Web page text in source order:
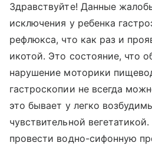
Здравствуйте! Данные
исключения у ребенка
рефлюкса, что как раз и
икотой. Это состояние, что
нарушение моторики
гастроскопии не всегда
это бывает у легко
чувствительной
провести водно-сифонную